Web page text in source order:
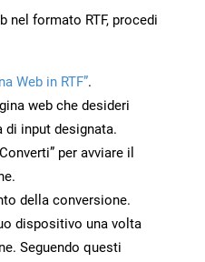
nel formato RTF, procedi
Web in RTF”.
web che desideri
input designata.
per avviare il
della conversione.
dispositivo una volta
Seguendo questi